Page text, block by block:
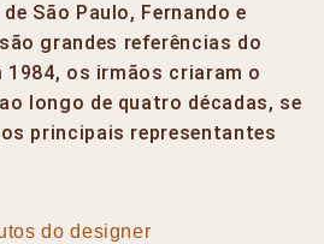
São Paulo, Fernando e
grandes referências do
1984, os irmãos criaram o
longo de quatro décadas, se
principais representantes
do designer